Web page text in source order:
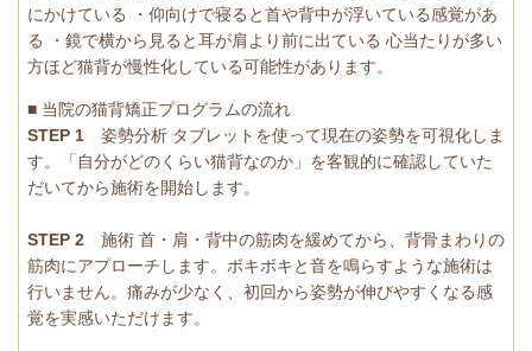
にかけている ・仰向けで寝ると首や背中が浮いている感覚があ
る ・鏡で横から見ると耳が肩より前に出ている 心当たりが多い
方ほど猫背が慢性化している可能性があります。
■ 当院の猫背矯正プログラムの流れ
STEP 1 姿勢分析 タブレットを使って現在の姿勢を可視化しま
す。「自分がどのくらい猫背なのか」を客観的に確認していた
だいてから施術を開始します。
STEP 2 施術 首・肩・背中の筋肉を緩めてから、背骨まわりの
筋肉にアプローチします。ボキボキと音を鳴らすような施術は
行いません。痛みが少なく、初回から姿勢が伸びやすくなる感
覚を実感いただけます。